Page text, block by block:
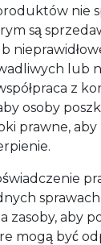
nie
są
z
osoby
prawne,
zasoby, aby
mogą być